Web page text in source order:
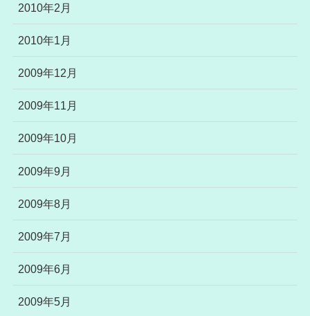
2010年2月
2010年1月
2009年12月
2009年11月
2009年10月
2009年9月
2009年8月
2009年7月
2009年6月
2009年5月